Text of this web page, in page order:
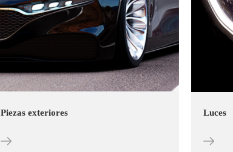
Piezas exteriores Luces